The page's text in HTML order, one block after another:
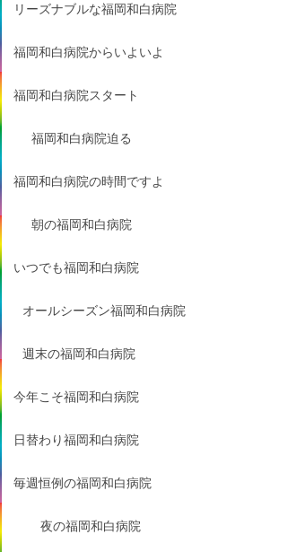
リーズナブルな福岡和白病院
福岡和白病院からいよいよ
福岡和白病院スタート
福岡和白病院迫る
福岡和白病院の時間ですよ
朝の福岡和白病院
いつでも福岡和白病院
オールシーズン福岡和白病院
週末の福岡和白病院
今年こそ福岡和白病院
日替わり福岡和白病院
毎週恒例の福岡和白病院
夜の福岡和白病院